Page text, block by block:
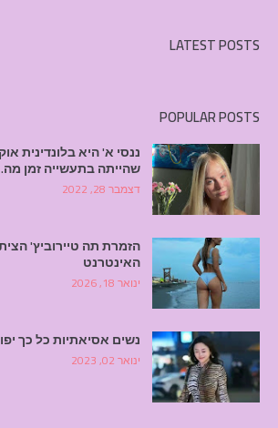
LATEST POSTS
POPULAR POSTS
ננסי א' היא בלונדינית
שהייתה בתעשייה זמן מה.
דצמבר 28, 2022
הזמרת תה טיירוביץ'
האינטרנט
ינואר 18, 2026
נשים אסיאתיות כל כך
ינואר 02, 2023